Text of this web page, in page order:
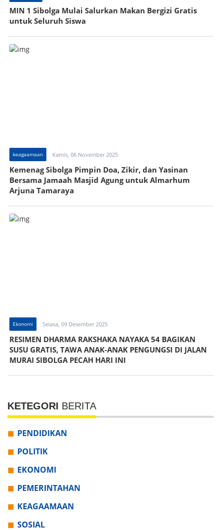
MIN 1 Sibolga Mulai Salurkan Makan Bergizi Gratis
untuk Seluruh Siswa
keagaamaan Kamis, 06 November 2025
Kemenag Sibolga Pimpin Doa, Zikir, dan Yasinan
Bersama Jamaah Masjid Agung untuk Almarhum
Arjuna Tamaraya
Ekonomi Selasa, 09 Desember 2025
RESIMEN DHARMA RAKSHAKA NAYAKA 54 BAGIKAN
SUSU GRATIS, TAWA ANAK-ANAK PENGUNGSI DI JALAN
MURAI SIBOLGA PECAH HARI INI
KETEGORI BERITA
PENDIDIKAN
POLITIK
EKONOMI
PEMERINTAHAN
KEAGAAMAAN
SOSIAL